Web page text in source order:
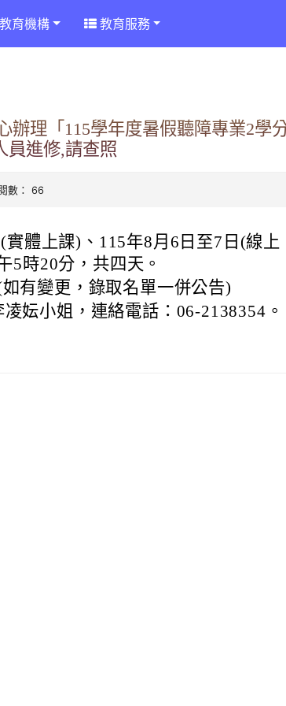
教育機構 教育服務
辦理「115學年度暑假聽障專業2學
員進修,請查照
數： 66
實體上課)、115年8月6日至7日(線上
5時20分，共四天。
有變更，錄取名單一併公告)
妘小姐，連絡電話：06-2138354。